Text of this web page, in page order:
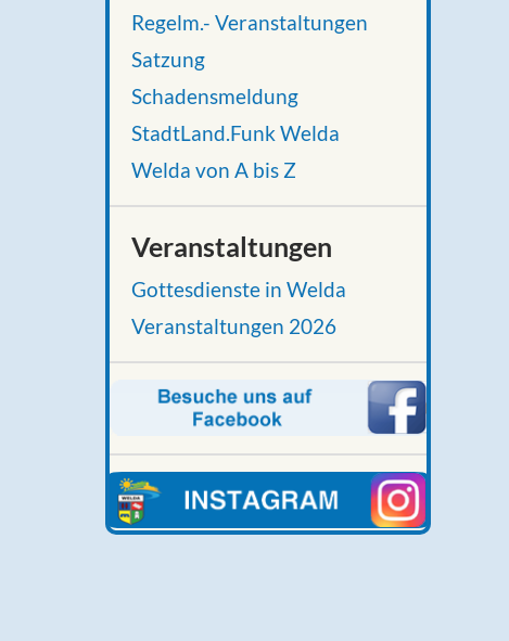
Regelm.- Veranstaltungen
Satzung
Schadensmeldung
StadtLand.Funk Welda
Welda von A bis Z
Veranstaltungen
Gottesdienste in Welda
Veranstaltungen 2026